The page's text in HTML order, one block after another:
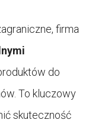
firma
do
To kluczowy
skuteczność